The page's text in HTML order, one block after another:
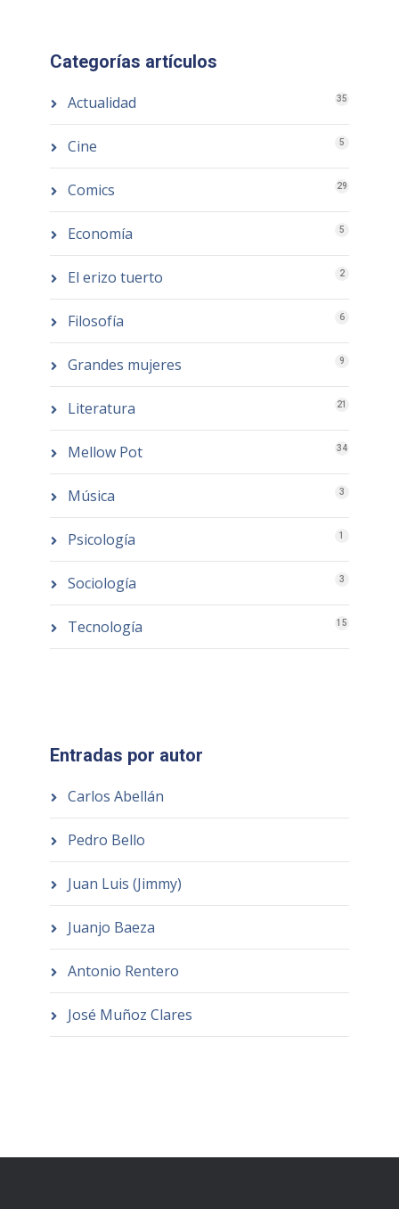
Categorías artículos
Actualidad 35
Cine 5
Comics 29
Economía 5
El erizo tuerto 2
Filosofía 6
Grandes mujeres 9
Literatura 21
Mellow Pot 34
Música 3
Psicología 1
Sociología 3
Tecnología 15
Entradas por autor
Carlos Abellán
Pedro Bello
Juan Luis (Jimmy)
Juanjo Baeza
Antonio Rentero
José Muñoz Clares